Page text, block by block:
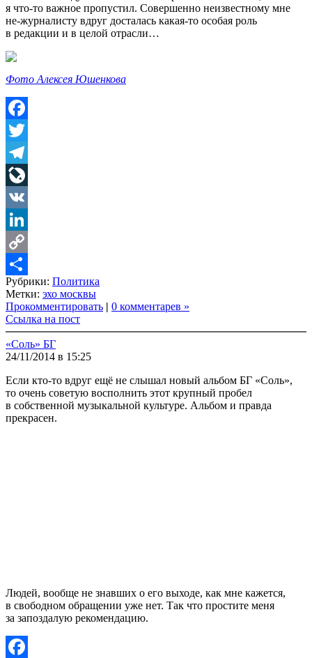
я что-то важное пропустил. Совершенно неизвестному мне
не-журналисту вдруг досталась какая-то особая роль
в редакции и в целой отрасли…
Фото Алексея Юшенкова
Facebook
Twitter
Telegram
LiveJournal
VK
LinkedIn
Copy
Link
Share
Рубрики: Политика
Метки: эхо москвы
Прокомментировать | 0 комментарев »
Ссылка на пост
«Соль» БГ
24/11/2014 в 15:25
Если кто-то вдруг ещё не слышал новый альбом БГ «Соль»,
то очень советую восполнить этот крупный пробел
в собственной музыкальной культуре. Альбом и правда
прекрасен.
Людей, вообще не знавших о его выходе, как мне кажется,
в свободном обращении уже нет. Так что простите меня
за запоздалую рекомендацию.